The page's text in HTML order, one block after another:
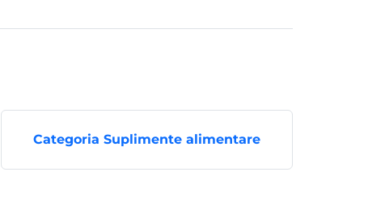
Categoria Suplimente alimentare